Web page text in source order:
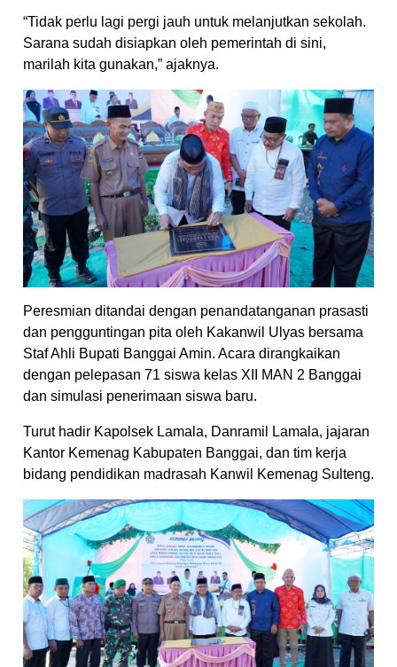
“Tidak perlu lagi pergi jauh untuk melanjutkan sekolah.
Sarana sudah disiapkan oleh pemerintah di sini,
marilah kita gunakan,” ajaknya.
Peresmian ditandai dengan penandatanganan prasasti
dan pengguntingan pita oleh Kakanwil Ulyas bersama
Staf Ahli Bupati Banggai Amin. Acara dirangkaikan
dengan pelepasan 71 siswa kelas XII MAN 2 Banggai
dan simulasi penerimaan siswa baru.
Turut hadir Kapolsek Lamala, Danramil Lamala, jajaran
Kantor Kemenag Kabupaten Banggai, dan tim kerja
bidang pendidikan madrasah Kanwil Kemenag Sulteng.